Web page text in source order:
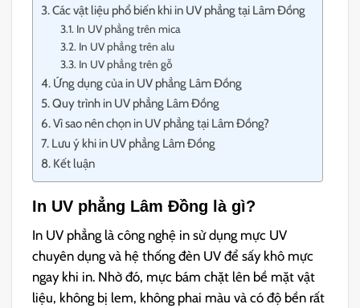
Các vật liệu phổ biến khi in UV phẳng tại Lâm Đồng
In UV phẳng trên mica
In UV phẳng trên alu
In UV phẳng trên gỗ
Ứng dụng của in UV phẳng Lâm Đồng
Quy trình in UV phẳng Lâm Đồng
Vì sao nên chọn in UV phẳng tại Lâm Đồng?
Lưu ý khi in UV phẳng Lâm Đồng
Kết luận
In UV phẳng Lâm Đồng là gì?
In UV phẳng là công nghệ in sử dụng mực UV
chuyên dụng và hệ thống đèn UV để sấy khô mực
ngay khi in. Nhờ đó, mực bám chặt lên bề mặt vật
liệu, không bị lem, không phai màu và có độ bền rất